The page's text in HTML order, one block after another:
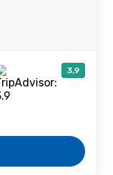
3,9